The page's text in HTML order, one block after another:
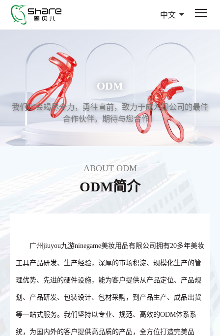
中文
ODM
我们定会竭尽全力，勇往直前，致力于成为贵公司的最佳
合作伙伴。期待与您合作！
ABOUT ODM
ODM简介
广州jiuyou九游ninegame美妆用品有限公司拥有20多年美妆
工具产品研发、生产经验，深厚的市场积淀、规模化生产的管
理优势、先进的硬件设施，能为客户提供从产品定位、产品规
划、产品研发、包装设计、包材采购，到产品生产、成品出货
等一站式服务。我们坚持以专业、规范、高效的ODM体系系
统，为国内外的客户提供高品质的产品，全方位打造完美品